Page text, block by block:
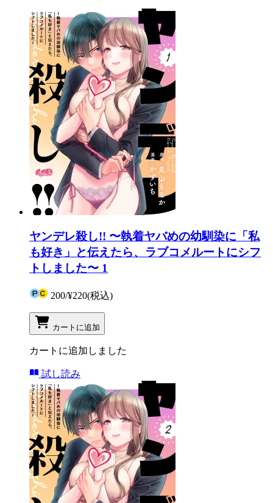
ヤンデレ殺し!! 〜執着ヤバめの幼馴染に「私
も好き」と伝えたら、ラブコメルートにシフ
トしました〜 1
200/¥220(税込)
カートに追加
カートに追加しました
試し読み